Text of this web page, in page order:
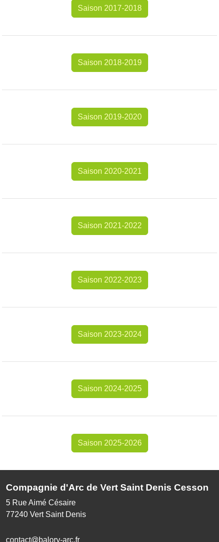
Saison 2017-2018
Saison 2018-2019
Saison 2019-2020
Saison 2020-2021
Saison 2021-2022
Saison 2022-2023
Saison 2023-2024
Saison 2024-2025
Saison 2025-2026
Compagnie d'Arc de Vert Saint Denis Cesson
5 Rue Aimé Césaire
77240 Vert Saint Denis
contact@balory-arc.fr